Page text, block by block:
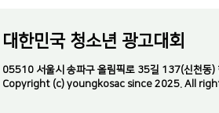
대한민국 청소년 광고대회
05510 서울시 송파구 올림픽로 35길 137(신천
Copyright (c) youngkosac since 2025. All